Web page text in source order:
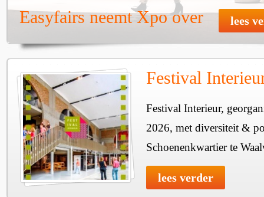
Easyfairs neemt Xpo over lees
Festival
Festival Interieur,
2026, met diversiteit &
Schoenenkwartier te
lees verder